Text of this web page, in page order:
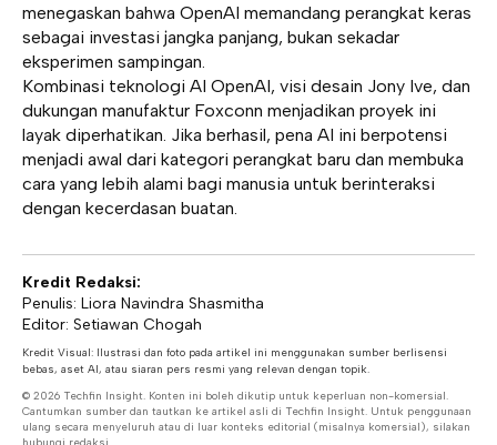
menegaskan bahwa OpenAI memandang perangkat keras
sebagai investasi jangka panjang, bukan sekadar
eksperimen sampingan.
Kombinasi teknologi AI OpenAI, visi desain Jony Ive, dan
dukungan manufaktur Foxconn menjadikan proyek ini
layak diperhatikan. Jika berhasil, pena AI ini berpotensi
menjadi awal dari kategori perangkat baru dan membuka
cara yang lebih alami bagi manusia untuk berinteraksi
dengan kecerdasan buatan.
Kredit Redaksi:
Penulis: Liora Navindra Shasmitha
Editor: Setiawan Chogah
Kredit Visual: Ilustrasi dan foto pada artikel ini menggunakan sumber berlisensi
bebas, aset AI, atau siaran pers resmi yang relevan dengan topik.
© 2026 Techfin Insight. Konten ini boleh dikutip untuk keperluan non-komersial.
Cantumkan sumber dan tautkan ke artikel asli di Techfin Insight. Untuk penggunaan
ulang secara menyeluruh atau di luar konteks editorial (misalnya komersial), silakan
hubungi redaksi.